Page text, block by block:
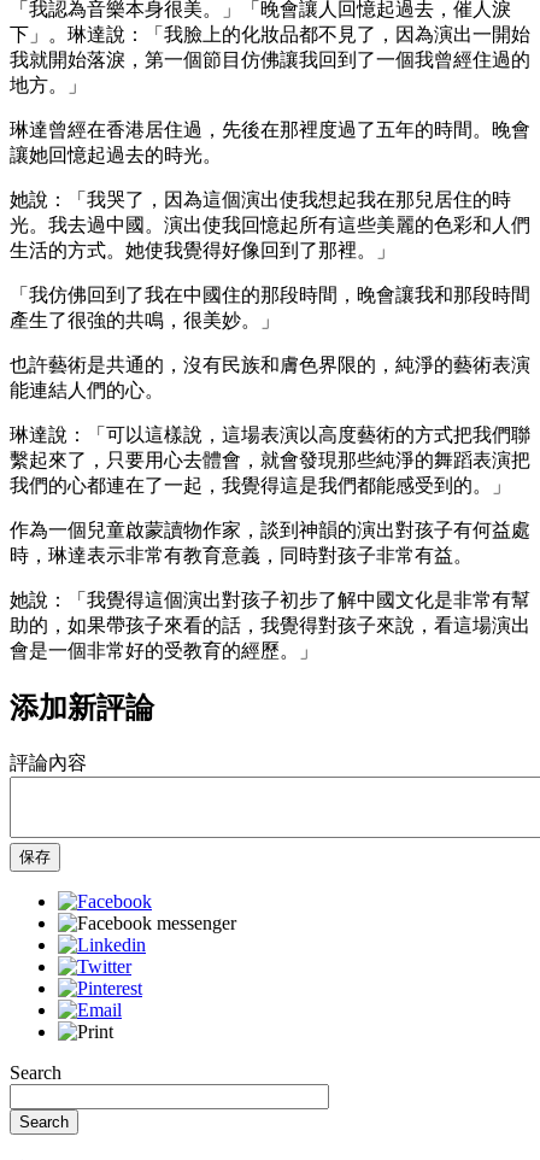
「我認為音樂本身很美。」「晚會讓人回憶起過去，催人淚
下」。琳達說：「我臉上的化妝品都不見了，因為演出一開始
我就開始落淚，第一個節目仿佛讓我回到了一個我曾經住過的
地方。」
琳達曾經在香港居住過，先後在那裡度過了五年的時間。晚會
讓她回憶起過去的時光。
她說：「我哭了，因為這個演出使我想起我在那兒居住的時
光。我去過中國。演出使我回憶起所有這些美麗的色彩和人們
生活的方式。她使我覺得好像回到了那裡。」
「我仿佛回到了我在中國住的那段時間，晚會讓我和那段時間
產生了很強的共鳴，很美妙。」
也許藝術是共通的，沒有民族和膚色界限的，純淨的藝術表演
能連結人們的心。
琳達說：「可以這樣說，這場表演以高度藝術的方式把我們聯
繫起來了，只要用心去體會，就會發現那些純淨的舞蹈表演把
我們的心都連在了一起，我覺得這是我們都能感受到的。」
作為一個兒童啟蒙讀物作家，談到神韻的演出對孩子有何益處
時，琳達表示非常有教育意義，同時對孩子非常有益。
她說：「我覺得這個演出對孩子初步了解中國文化是非常有幫
助的，如果帶孩子來看的話，我覺得對孩子來說，看這場演出
會是一個非常好的受教育的經歷。」
添加新評論
評論內容
保存
Search
Search